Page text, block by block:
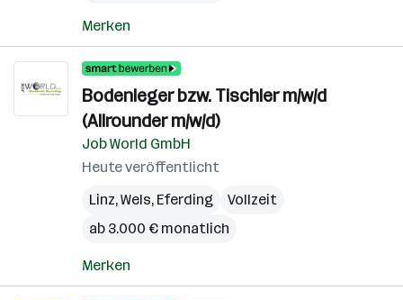
Merken
Bodenleger bzw. Tischler m/w/d
(Allrounder m/w/d)
Job World GmbH
Heute veröffentlicht
Linz,Wels, Eferding
Vollzeit
ab 3.000 € monatlich
Merken